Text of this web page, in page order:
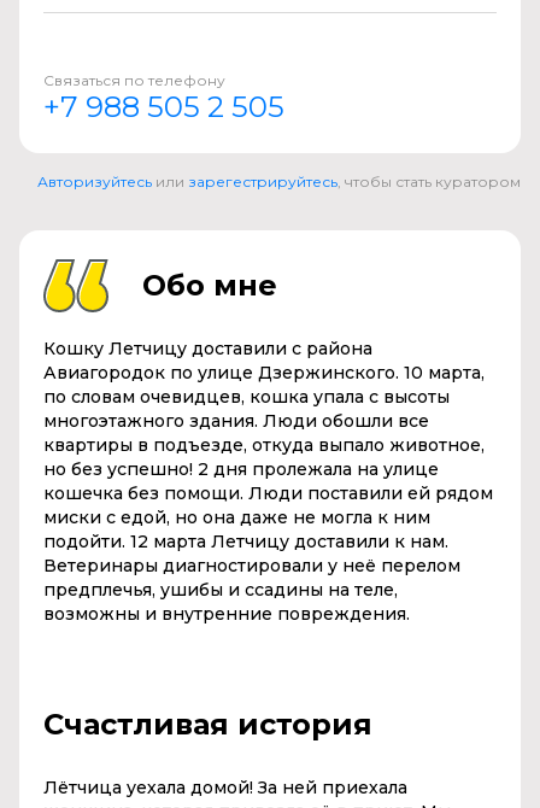
Связаться по телефону
+7 988 505 2 505
Авторизуйтесь или зарегестрируйтесь , чтобы стать куратором
Обо мне
Кошку Летчицу доставили с района
Авиагородок по улице Дзержинского. 10 марта,
по словам очевидцев, кошка упала с высоты
многоэтажного здания. Люди обошли все
квартиры в подъезде, откуда выпало животное,
но без успешно! 2 дня пролежала на улице
кошечка без помощи. Люди поставили ей рядом
миски с едой, но она даже не могла к ним
подойти. 12 марта Летчицу доставили к нам.
Ветеринары диагностировали у неё перелом
предплечья, ушибы и ссадины на теле,
возможны и внутренние повреждения.
Счастливая история
Лётчица уехала домой! За ней приехала